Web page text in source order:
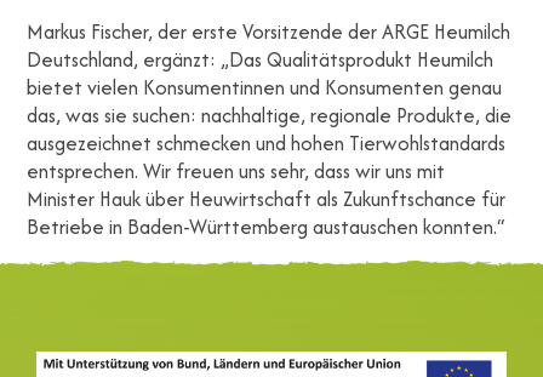
Markus Fischer, der erste Vorsitzende der ARGE Heumilch
Deutschland, ergänzt: „Das Qualitätsprodukt Heumilch
bietet vielen Konsumentinnen und Konsumenten genau
das, was sie suchen: nachhaltige, regionale Produkte, die
ausgezeichnet schmecken und hohen Tierwohlstandards
entsprechen. Wir freuen uns sehr, dass wir uns mit
Minister Hauk über Heuwirtschaft als Zukunftschance für
Betriebe in Baden-Württemberg austauschen konnten.“